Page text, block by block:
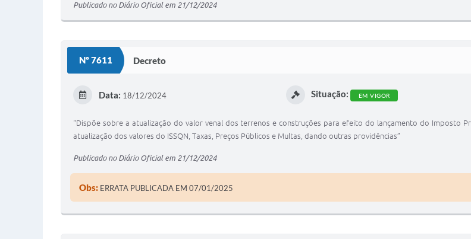
Publicado no Diário Oficial em 21/12/2024
Nº 7611 Decreto
Data: 18/12/2024 Situação: EM VIGOR
“Dispõe sobre a atualização do valor venal dos terrenos e construções para efeito do lançamento do Imposto
atualização dos valores do ISSQN, Taxas, Preços Públicos e Multas, dando outras providências”
Publicado no Diário Oficial em 21/12/2024
Obs: ERRATA PUBLICADA EM 07/01/2025